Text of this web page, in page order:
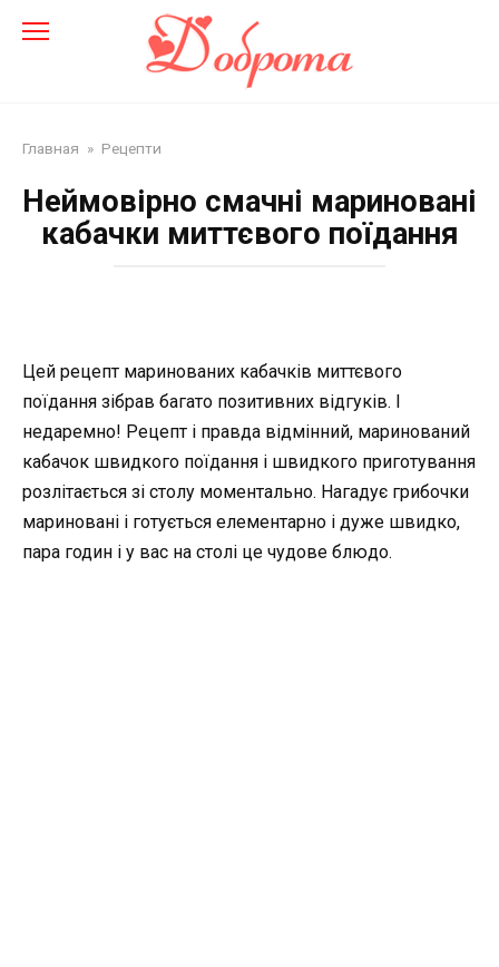
Главная » Рецепти
Неймовірно смачні мариновані
кабачки миттєвого поїдання
Цей рецепт маринованих кабачків миттєвого
поїдання зібрав багато позитивних відгуків. І
недаремно! Рецепт і правда відмінний, маринований
кабачок швидкого поїдання і швидкого приготування
розлітається зі столу моментально. Нагадує грибочки
мариновані і готується елементарно і дуже швидко,
пара годин і у вас на столі це чудове блюдо.